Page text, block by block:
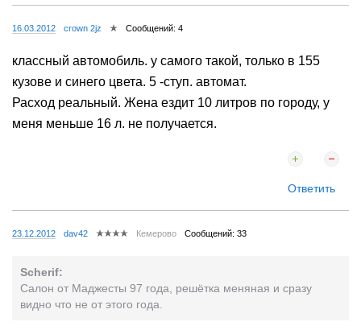
16.03.2012 crown 2jz Сообщений: 4
классный автомобиль. у самого такой, только в 155
кузове и синего цвета. 5 -ступ. автомат.
Расход реальный. Жена ездит 10 литров по городу, у
меня меньше 16 л. не получается.
Ответить
23.12.2012 dav42 Кемерово Сообщений: 33
Scherif:
Салон от Маджесты 97 года, решётка меняная и сразу
видно что не от этого года.